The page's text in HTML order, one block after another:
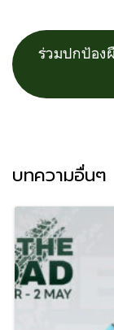
ร่วมปกป้อง
บทความอื่นๆ